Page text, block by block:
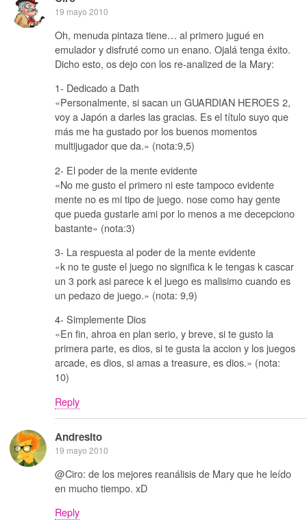
19 mayo 2010
Oh, menuda pintaza tiene… al primero jugué en
emulador y disfruté como un enano. Ojalá tenga éxito.
Dicho esto, os dejo con los re-analized de la Mary:
1- Dedicado a Dath
«Personalmente, si sacan un GUARDIAN HEROES 2,
voy a Japón a darles las gracias. Es el título suyo que
más me ha gustado por los buenos momentos
multijugador que da.» (nota:9,5)
2- El poder de la mente evidente
«No me gusto el primero ni este tampoco evidente
mente no es mi tipo de juego. nose como hay gente
que pueda gustarle ami por lo menos a me decepciono
bastante» (nota:3)
3- La respuesta al poder de la mente evidente
«k no te guste el juego no significa k le tengas k cascar
un 3 pork asi parece k el juego es malisimo cuando es
un pedazo de juego.» (nota: 9,9)
4- Simplemente Dios
«En fin, ahroa en plan serio, y breve, si te gusto la
primera parte, es dios, si te gusta la accion y los juegos
arcade, es dios, si amas a treasure, es dios.» (nota:
10)
Reply
Andresito
19 mayo 2010
@Ciro: de los mejores reanálisis de Mary que he leído
en mucho tiempo. xD
Reply